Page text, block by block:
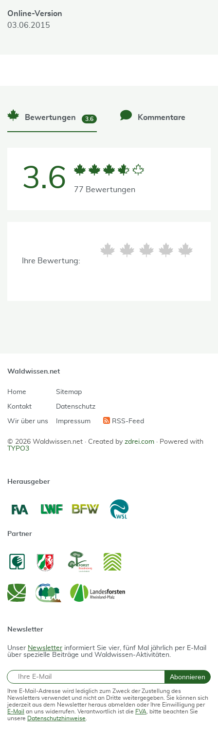
Online-Version
03.06.2015
Bewertungen 3.6 Kommentare
3.6 77 Bewertungen
Ihre Bewertung:
Waldwissen.net
Home
Kontakt
Wir über uns
Sitemap
Datenschutz
Impressum RSS-Feed
© 2026 Waldwissen.net · Created by zdrei.com · Powered with
TYPO3
Herausgeber
Partner
Newsletter
Unser Newsletter informiert Sie vier, fünf Mal jährlich per E-Mail
über spezielle Beiträge und Waldwissen-Aktivitäten.
E-Mail Abonnieren
Ihre E-Mail-Adresse wird lediglich zum Zweck der Zustellung des
Newsletters verwendet und nicht an Dritte weitergegeben. Sie können sich
jederzeit aus dem Newsletter heraus abmelden oder Ihre Einwilligung per
E-Mail an uns widerrufen. Verantwortlich ist die FVA , bitte beachten Sie
unsere Datenschutzhinweise